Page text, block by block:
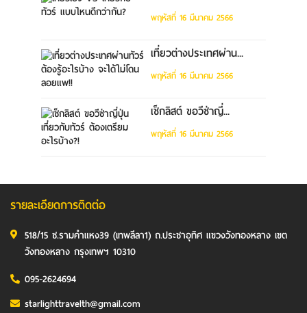
พฤหัสที่ 16 มีนาคม 2566
เที่ยวต่างประเทศผ่าน...
พฤหัสที่ 16 มีนาคม 2566
เช็กลิสต์ ขอวีซ่าญี่...
พฤหัสที่ 16 มีนาคม 2566
รายละเอียดการติดต่อ
518/15 ซ.รามคำแหง39 (เทพลีลา1) ถ.ประชาอุทิศ แขวงวังทองหลาง เขต
วังทองหลาง กรุงเทพฯ 10310
095-2624694
starlighttravelth@gmail.com